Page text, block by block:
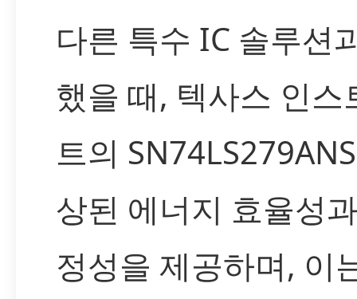
다른 특수 IC 솔루션
했을 때, 텍사스 인스
트의
상된 에너지 효율성
정성을 제공하며, 이